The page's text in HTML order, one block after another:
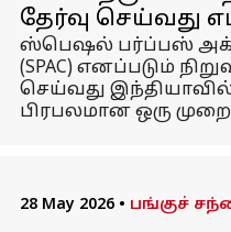
தேர்வு செய்வது
ஸ்பெஷல் பர்ப்பஸ்
(SPAC) எனப்படும்
செய்வது
பிரபலமான ஒரு
28 May 2026 • பங்குச்